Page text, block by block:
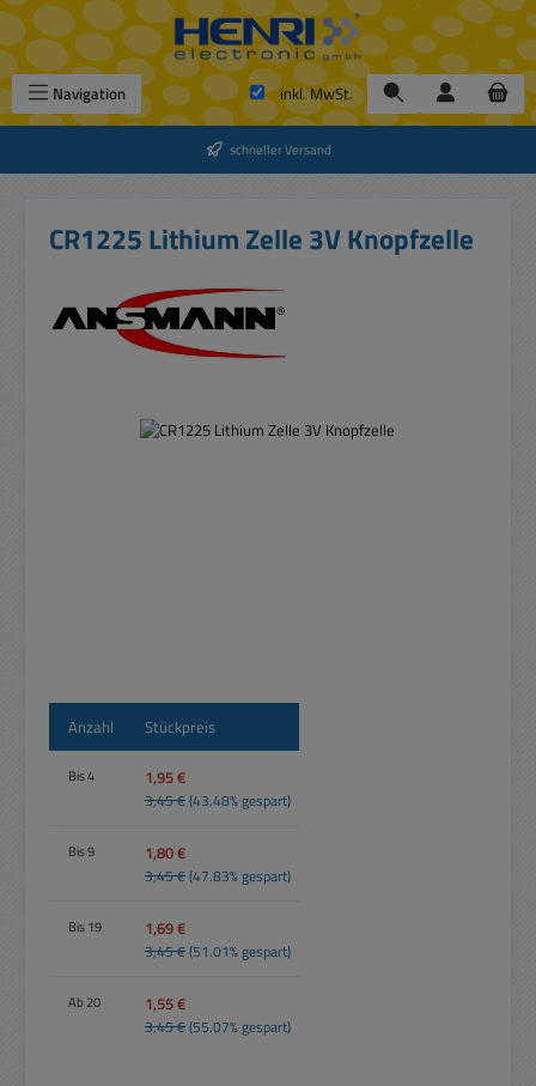
Zum Hauptinhalt springen
Navigation inkl. MwSt.
schneller Versand
CR1225 Lithium Zelle 3V Knopfzelle
Bildergalerie überspringen
Anzahl Stückpreis
Bis4 1,95 €
3,45 €(43.48% gespart)
Bis9 1,80 €
3,45 €(47.83% gespart)
Bis19 1,69 €
3,45 €(51.01% gespart)
Ab 20 1,55 €
3,45 €(55.07% gespart)